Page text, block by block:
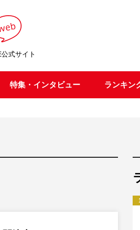
式サイト
特集・インタビュー ランキン